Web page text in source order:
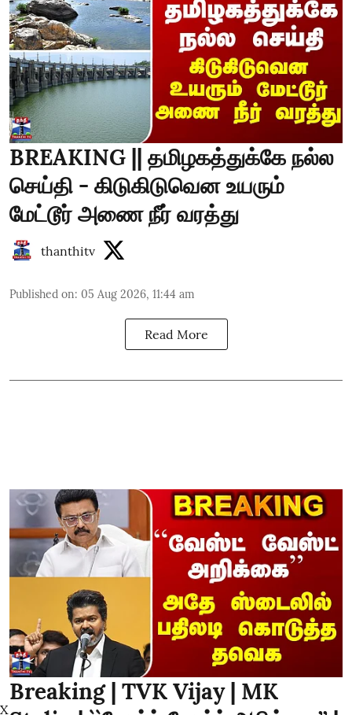
BREAKING || தமிழகத்துக்கே நல்ல
செய்தி - கிடுகிடுவென உயரும்
மேட்டூர் அணை நீர் வரத்து
thanthitv
Published on: 05 Aug 2026, 11:44 am
Read More
Breaking | TVK Vijay | MK
X